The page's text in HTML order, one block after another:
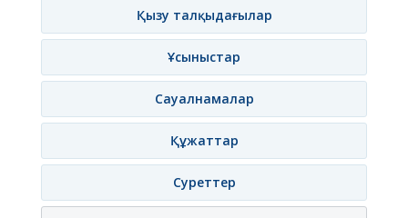
Қызу талқыдағылар
Ұсыныстар
Сауалнамалар
Құжаттар
Суреттер